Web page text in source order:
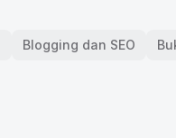
Blogging dan SEO